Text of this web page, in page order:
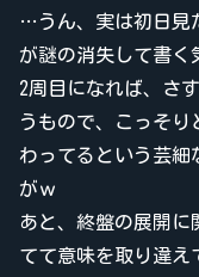
…うん、実は初日見
が謎の消失して書く
2周目になれば、さ
うもので、こっそり
わってるという芸細
がｗ
あと、終盤の展開に
てて意味を取り違え